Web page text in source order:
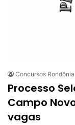
Concursos Rondônia
Processo
Campo
vagas